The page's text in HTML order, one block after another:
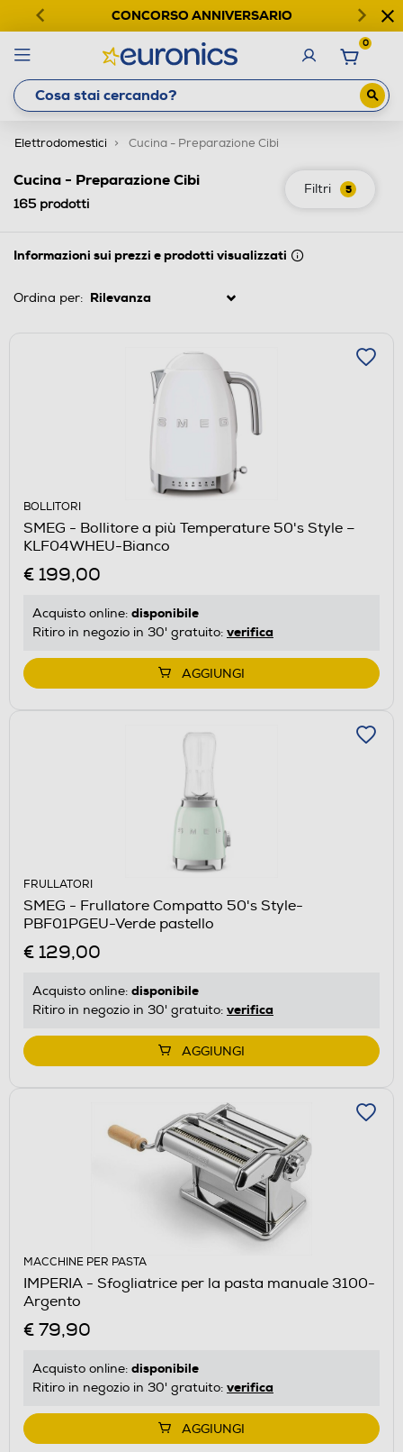
CONCORSO ANNIVERSARIO
0
Elettrodomestici Cucina - Preparazione Cibi
Filtri 5
Cucina - Preparazione Cibi
165 prodotti
Informazioni sui prezzi e prodotti visualizzati
Ordina per:
BOLLITORI
SMEG - Bollitore a più Temperature 50's Style –
KLF04WHEU-Bianco
€ 199,00
Acquisto online: disponibile
Ritiro in negozio in 30' gratuito: verifica
AGGIUNGI
FRULLATORI
SMEG - Frullatore Compatto 50's Style-
PBF01PGEU-Verde pastello
€ 129,00
Acquisto online: disponibile
Ritiro in negozio in 30' gratuito: verifica
AGGIUNGI
MACCHINE PER PASTA
IMPERIA - Sfogliatrice per la pasta manuale 3100-
Argento
€ 79,90
Acquisto online: disponibile
Ritiro in negozio in 30' gratuito: verifica
AGGIUNGI